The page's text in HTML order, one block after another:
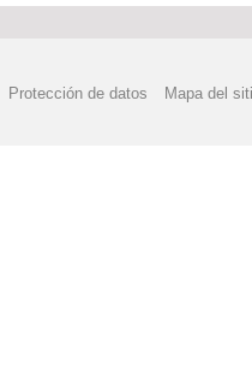
Protección de datos Mapa del